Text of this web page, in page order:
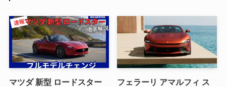
マツダ 新型 ロードスター
フェラーリ アマルフィ ス